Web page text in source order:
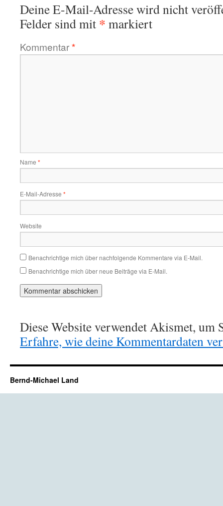
Deine E-Mail-Adresse wird nicht
Felder sind mit * markiert
Kommentar*
Name *
E-Mail-Adresse *
Website
Benachrichtige mich über nachfolgende Kommentare via E-Mail.
Benachrichtige mich über neue Beiträge via E-Mail.
Diese Website verwendet Akismet, um
Erfahre, wie deine Kommentardaten
Bernd-Michael Land